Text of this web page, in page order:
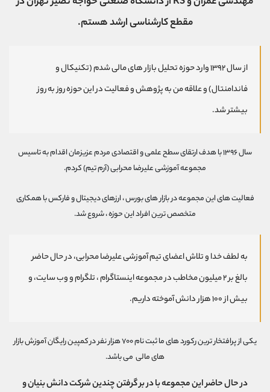
مقطع کارشناسی ارشد هستم.
از سال ۱۳۹۲ وارد حوزه تحلیل بازار های مالی شدم (تکنیکال و
فاندامنتال) و علاقه من به پژوهش و فعالیت در این حوزه روز به روز
بیشتر شد.
سال ۱۳۹۶ با هدف ارتقای سطح علمی و اقتصادی مردم عزیزمان اقدام به تاسیس
مجموعه آموزشی علیرضا محرابی (آرم تیم) کردم.
فعالیت های این مجموعه در بازار های بورس ، ارزهای دیجیتال و فارکس با همکاری
متخصص ترین افراد این حوزه ، شروع شد.
به لطف خدا و تلاش اعضای تیم آموزشی علیرضا محرابی، در حال حاضر
بالغ بر ۲ میلیون مخاطب در مجموعه اینستاگرام ، تلگرام و وب سایت، و
بیش از ۱۰۰ هزار دانش آموخته داریم.
یکی از پرافتخار ترین رکورد های ما ثبت نام ۷۰۰ هزار نفر در
کمپین رایگان آموزش بازار
های مالی می باشد.
در حال حاضر این مجموعه با در بر گرفتن چندین شرکت دانش بنیان و
09304891085
پشتیبان فروش (فائزه تهرانی)
واتساپ
104
تلفن 021-22021030
021-22021040
کانال تلگرام @alirezamehrabi_com
کانال بله @alirezamehrabi_official